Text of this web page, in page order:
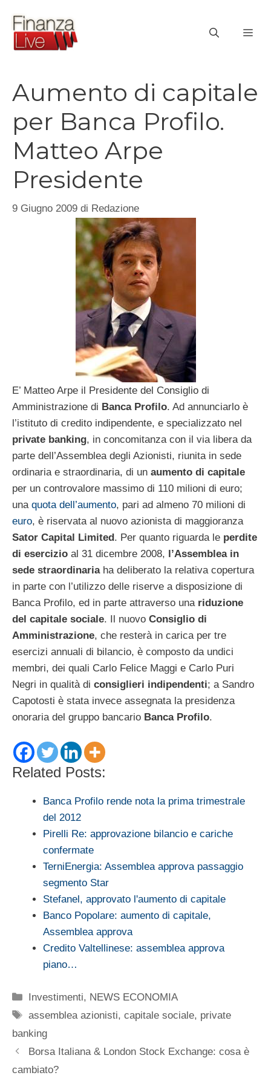
contenuto
Aumento di capitale
per Banca Profilo.
Matteo Arpe
Presidente
9 Giugno 2009 di Redazione
E’ Matteo Arpe il Presidente del Consiglio di
Amministrazione di Banca Profilo. Ad annunciarlo è
l’istituto di credito indipendente, e specializzato nel
private banking, in concomitanza con il via libera da
parte dell’Assemblea degli Azionisti, riunita in sede
ordinaria e straordinaria, di un aumento di capitale
per un controvalore massimo di 110 milioni di euro;
una quota dell’aumento, pari ad almeno 70 milioni di
euro, è riservata al nuovo azionista di maggioranza
Sator Capital Limited. Per quanto riguarda le perdite
di esercizio al 31 dicembre 2008, l’Assemblea in
sede straordinariaha deliberato la relativa copertura
in parte con l’utilizzo delle riserve a disposizione di
Banca Profilo, ed in parte attraverso una riduzione
del capitale sociale. Il nuovo Consiglio di
Amministrazione, che resterà in carica per tre
esercizi annuali di bilancio, è composto da undici
membri, dei quali Carlo Felice Maggi e Carlo Puri
Negri in qualità di consiglieri indipendenti; a Sandro
Capotosti è stata invece assegnata la presidenza
onoraria del gruppo bancario Banca Profilo.
Related Posts:
Banca Profilo rende nota la prima trimestrale
del 2012
Pirelli Re: approvazione bilancio e cariche
confermate
TerniEnergia: Assemblea approva passaggio
segmento Star
Stefanel, approvato l'aumento di capitale
Banco Popolare: aumento di capitale,
Assemblea approva
Credito Valtellinese: assemblea approva
piano…
Categorie
Investimenti, NEWS ECONOMIA
Tag
assemblea azionisti,capitale sociale, private
banking
Borsa Italiana & London Stock Exchange: cosa è
cambiato?